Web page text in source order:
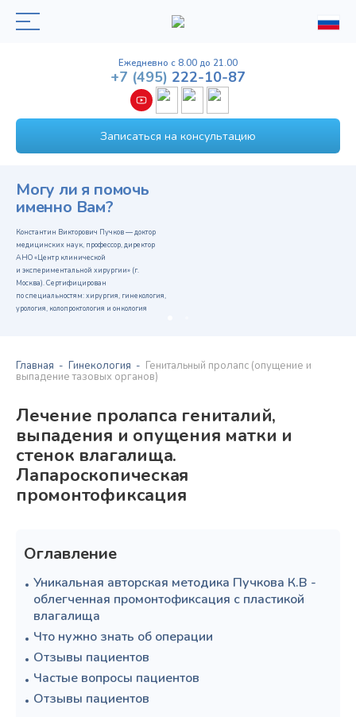
Ежедневно с 8.00 до 21.00
Записаться на консультацию
+7 (495) 222-10-87
Могу ли я помочь
именно Вам?
Константин Викторович Пучков — доктор
медицинских наук, профессор, директор
АНО «Центр клинической
и экспериментальной хирургии» (г.
Москва). Сертифицирован
по специальностям: хирургия, гинекология,
урология, колопроктология и онкология
Главная Гинекология Генитальный пролапс (опущение и
выпадение тазовых органов)
Лечение пролапса гениталий,
выпадения и опущения матки и
стенок влагалища.
Лапароскопическая
промонтофиксация
Оглавление
Уникальная авторская методика Пучкова К.В -
облегченная промонтофиксация с пластикой
влагалища
Что нужно знать об операции
Отзывы пациентов
Частые вопросы пациентов
Отзывы пациентов